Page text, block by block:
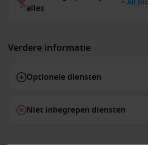
alles
+ All
Verdere informatie
Optionele diensten
Niet inbegrepen diensten